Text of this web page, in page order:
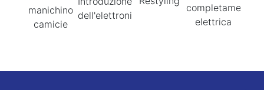
manichino
camicie
dell'elettronica
completamente
elettrica